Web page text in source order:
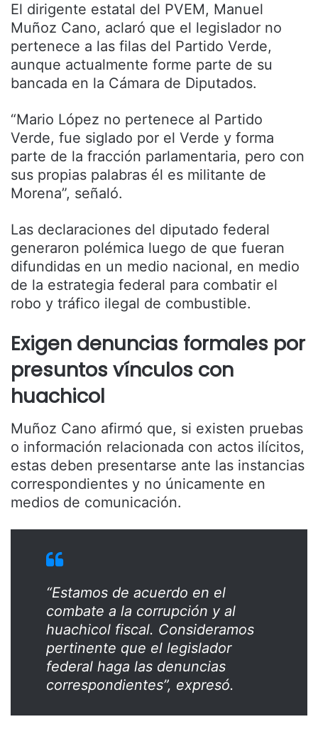
El dirigente estatal del PVEM, Manuel
Muñoz Cano, aclaró que el legislador no
pertenece a las filas del Partido Verde,
aunque actualmente forme parte de su
bancada en la Cámara de Diputados.
“Mario López no pertenece al Partido
Verde, fue siglado por el Verde y forma
parte de la fracción parlamentaria, pero con
sus propias palabras él es militante de
Morena”, señaló.
Las declaraciones del diputado federal
generaron polémica luego de que fueran
difundidas en un medio nacional, en medio
de la estrategia federal para combatir el
robo y tráfico ilegal de combustible.
Exigen denuncias formales por
presuntos vínculos con
huachicol
Muñoz Cano afirmó que, si existen pruebas
o información relacionada con actos ilícitos,
estas deben presentarse ante las instancias
correspondientes y no únicamente en
medios de comunicación.
“Estamos de acuerdo en el
combate a la corrupción y al
huachicol fiscal. Consideramos
pertinente que el legislador
federal haga las denuncias
correspondientes”, expresó.